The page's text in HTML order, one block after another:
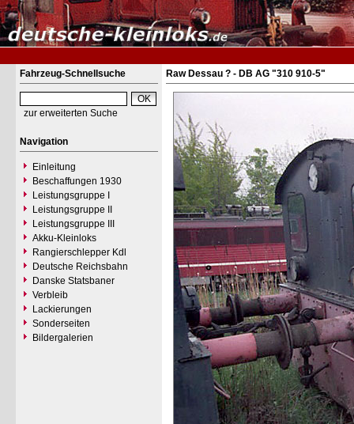
Fahrzeug-Schnellsuche
zur erweiterten Suche
Navigation
Einleitung
Beschaffungen 1930
Leistungsgruppe I
Leistungsgruppe II
Leistungsgruppe III
Akku-Kleinloks
Rangierschlepper Kdl
Deutsche Reichsbahn
Danske Statsbaner
Verbleib
Lackierungen
Sonderseiten
Bildergalerien
Raw Dessau ? - DB AG "310 910-5"